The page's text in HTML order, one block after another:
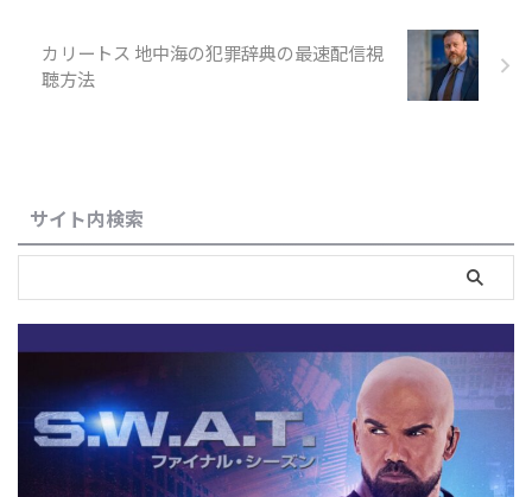
カリートス 地中海の犯罪辞典の最速配信視
聴方法
サイト内検索